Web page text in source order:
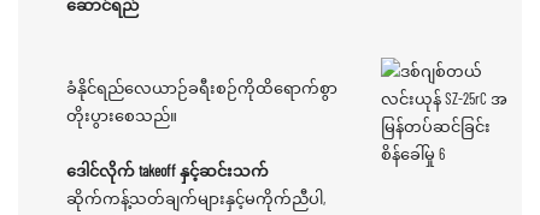
ဆောင်ရည်
ခံနိုင်ရည်လေယာဉ်ခရီးစဉ်ကိုထိရောက်စွာ
တိုးပွားစေသည်။
ဒေါင်လိုက် takeoff နှင့်ဆင်းသက်
ဆိုက်ကန့်သတ်ချက်များနှင့်မကိုက်ညီပါ,